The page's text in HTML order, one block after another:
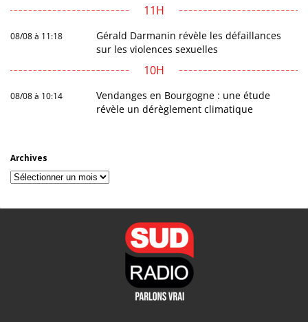
11H
08/08 à 11:18
Gérald Darmanin révèle les défaillances
sur les violences sexuelles
10H
08/08 à 10:14
Vendanges en Bourgogne : une étude
révèle un dérèglement climatique
Archives
Archives